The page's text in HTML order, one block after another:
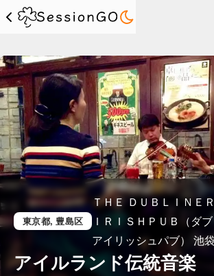
東京都, 豊島区
ＴＨＥ ＤＵＢＬＩＮＥ
ＩＲＩＳＨＰＵＢ（ダ
アイリッシュパブ） 池
アイルランド伝統音楽